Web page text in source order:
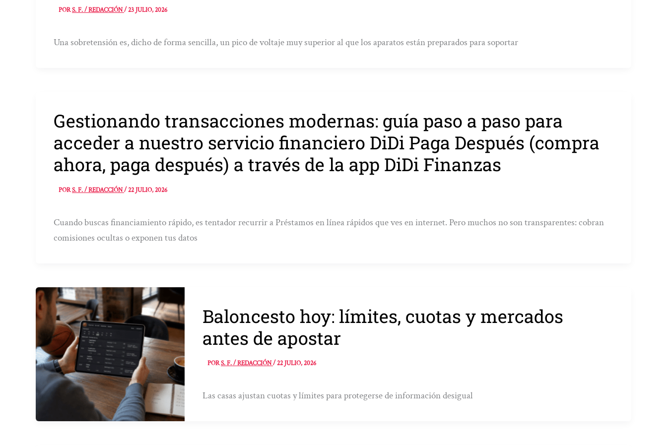
PORS. F. / REDACCIÓN/23 JULIO, 2026
Una sobretensión es, dicho de forma sencilla, un pico de voltaje muy superior al que los aparatos están preparados para soportar
Gestionando transacciones modernas: guía paso a paso para
acceder a nuestro servicio financiero DiDi Paga Después (compra
ahora, paga después) a través de la app DiDi Finanzas
PORS. F. / REDACCIÓN/22 JULIO, 2026
Cuando buscas financiamiento rápido, es tentador recurrir a Préstamos en línea rápidos que ves en internet. Pero muchos no son transparentes: cobran
comisiones ocultas o exponen tus datos
Baloncesto hoy: límites, cuotas y mercados
antes de apostar
PORS. F. / REDACCIÓN/22 JULIO, 2026
Las casas ajustan cuotas y límites para protegerse de información desigual